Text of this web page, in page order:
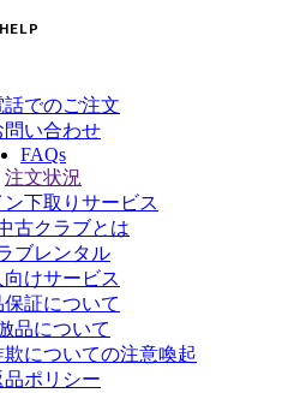
HELP
話でのご注文
問い合わせ
FAQs
注文状況
ン下取りサービス
古クラブとは
ブレンタル
向けサービス
保証について
品について
についての注意喚起
品ポリシー